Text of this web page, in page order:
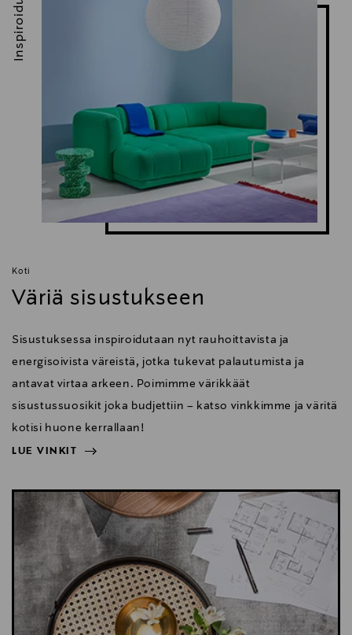
Digitaalinen osoite
consumercare.finland@fiskars.com
lasilintu, koriste-esine, taideteos, Iittala, Birds by
Koti
Väriä sisustukseen
Sisustuksessa inspiroidutaan nyt rauhoittavista ja
energisoivista väreistä, jotka tukevat palautumista ja
antavat virtaa arkeen. Poimimme värikkäät
sisustussuosikit joka budjettiin – katso vinkkimme ja väritä
kotisi huone kerrallaan!
LUE VINKIT
Inspiroidu
LUE VINKIT